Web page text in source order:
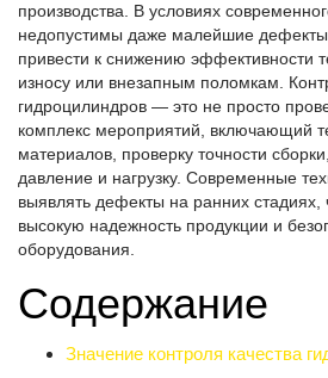
производства. В условиях
недопустимы даже малейшие
привести к снижению эффективности
износу или внезапным поломкам.
гидроцилиндров — это не просто
комплекс мероприятий, включающий
материалов, проверку точности
давление и нагрузку. Современные
выявлять дефекты на ранних стадиях,
высокую надежность продукции и
оборудования.
Содержание
Значение контроля качества